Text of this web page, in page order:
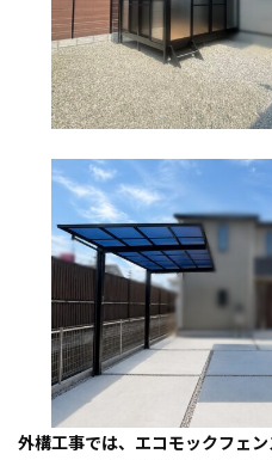
外構工事では、エコモックフェ